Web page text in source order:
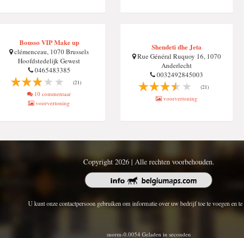
Bousso VIP Make up
clémenceau, 1070 Brussels
Hoofdstedelijk Gewest
0465483385
(21)
10 commentaar
voorvertoning
Shendeti dhe Jeta
Rue Général Ruquoy 16, 1070
Anderlecht
0032492845003
(21)
voorvertoning
Copyright 2026 | Alle rechten voorbehouden.
U kunt onze contactpersoon gebruiken om informatie over uw bedrijf toe te voegen en te
snorm-0.0054 Geladen in seconden